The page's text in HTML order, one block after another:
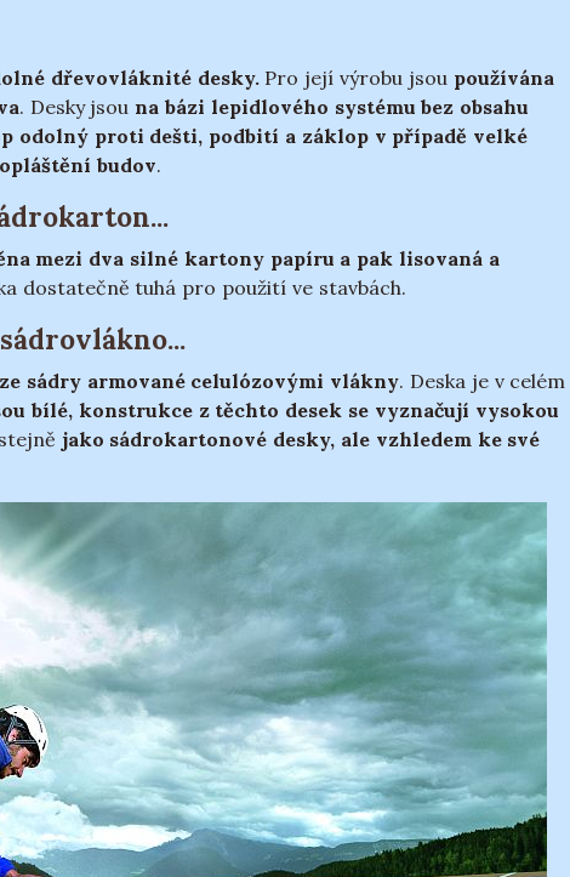
dřevovláknité desky.Pro její výrobu jsou používána
. Desky jsouna bázi lepidlového systému bez obsahu
odolný proti dešti, podbití a záklop v případě velké
budov.
mezi dva silné kartony papíru a pak lisovaná a
dostatečně tuhá pro použití ve stavbách.
sádry armované celulózovými vlákny. Deska je v celém
bílé, konstrukce z těchto desek se vyznačují vysokou
jako sádrokartonové desky, ale vzhledem ke své